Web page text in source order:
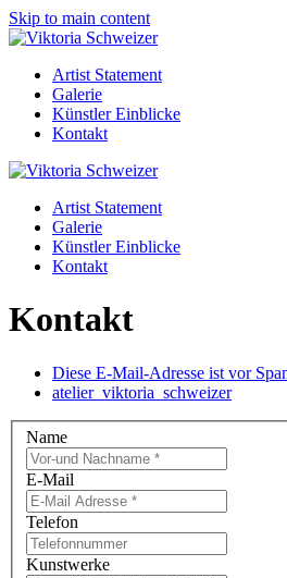
Skip to main content
Artist Statement
Galerie
Künstler Einblicke
Kontakt
Artist Statement
Galerie
Künstler Einblicke
Kontakt
Kontakt
Diese E-Mail-Adresse ist vor
atelier_viktoria_schweizer
Name
E-Mail
Telefon
Kunstwerke